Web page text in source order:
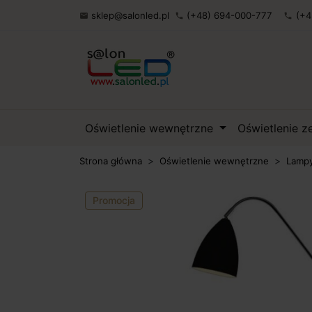
 sklep@salonled.pl phone (+48) 694-000-777 phone
Oświetlenie wewnętrzne Oświetlenie
Strona główna Oświetlenie wewnętrzne
Promocja